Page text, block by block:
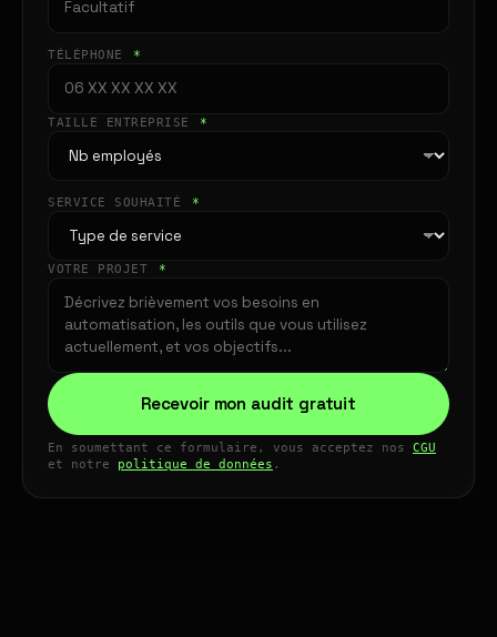
TÉLÉPHONE *
TAILLE ENTREPRISE *
SERVICE SOUHAITÉ *
VOTRE PROJET *
Recevoir mon audit gratuit
En soumettant ce formulaire, vous acceptez nos CGU
et notre politique de données .